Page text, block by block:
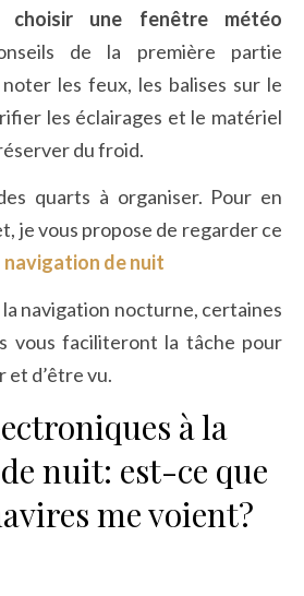
choisir une fenêtre météo
de la première partie
noter les feux, les balises sur le
les éclairages et le matériel
du froid.
quarts à organiser. Pour en
je vous propose de regarder ce
navigation de nuit
navigation nocturne, certaines
vous faciliteront la tâche pour
et d’être vu.
à la
nuit: est-ce que
me voient?